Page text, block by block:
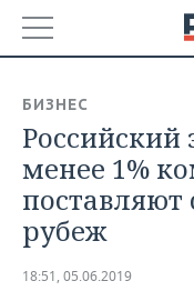
БАШКОРТОСТАН
ТАТАРСТАН
УДМУРТИЯ
НОВОСТИ
АНАЛИТИКА
НОВОСТИ
ДЕКЛАРАЦИИ О
ЭКОНОМИКА
НОВОСТИ
ПРОМЫШЛЕННОСТЬ
БИЗНЕС
Российский
менее 1%
рубеж
18:51, 05.06.2019